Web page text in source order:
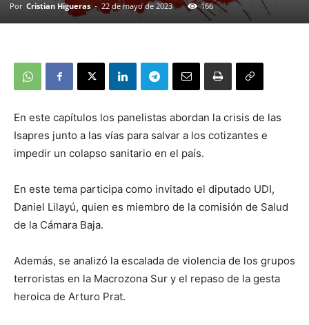
Por Cristian Higueras - 22 de mayo de 2023 166
En este capítulos los panelistas abordan la crisis de las
Isapres junto a las vías para salvar a los cotizantes e
impedir un colapso sanitario en el país.
En este tema participa como invitado el diputado UDI,
Daniel Lilayú, quien es miembro de la comisión de Salud
de la Cámara Baja.
Además, se analizó la escalada de violencia de los grupos
terroristas en la Macrozona Sur y el repaso de la gesta
heroica de Arturo Prat.